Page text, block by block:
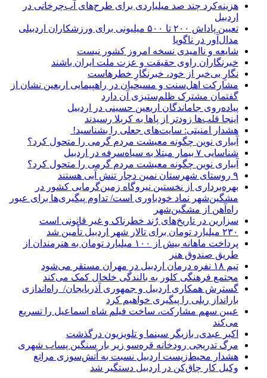
هزینه‌کرد چند صد میلیاردی برای طرح‌های آب‌چرخانی در
اردبیل
تعیین پاداش ۲۰۰ تا ۵۰۰ میلیونی برای ورزشکاران اردبیلی
مدال‌آور در ناگویا
شایعه و ناامیدی نسخه امروز کشور نیست
خبرنگاران راوی حقیقت و عزت ملت ایران باشند
نگارِ بی‌خبر از خود، خبرنگارِ خطرهاست
مشارکت اهل‌سنت و مسیحیان در راهپیمایی اربعین نشان از
گفتمان مشترک ظلم‌ستیزی آن دارد
پیاده‌روی جاماندگان اربعین حسینی در اردبیل
اینجا قلب‌ها زودتر از پاها به کربلا رسیدند
هشدار امنیتی: سایت‌های جعلی را بشناسید!
آبیاری نوین چگونه معیشت مردم گرمی را متحول کرد؟
شناسایی ۷ بیمار مبتلا به سیاه‌سرفه در اردبیل
آبیاری نوین چگونه معیشت مردم گرمی را متحول کرد؟
۹ روستای شهرستان نمین دچار تنش آبی هستند
بهره‌برداری از نخستین نیروگاه زمین‌گرمایی کشور در
مشگین‌شهر نماد خودباوری است/ تداوم پیگیری‌ها برای عبور
راه‌آهن از مشگین‌شهر
سزارین در تاریخ‌های رُند خطرناک و غیر قانونی است
۲۳۰ میلیارد تومان برای تالار شهر اردبیل تأمین شد
پرداخت ماهانه بیش از ۱۰۰ میلیارد تومان به هنرمندان از
طریق صندوق هنر
تیم ۱۸ نفره درمان اردبیل در مهران مستقر می‌شود
مجتمع فرهنگی کلور به بالندگی خلخال کمک می‌کند
گسترش همکاری اردبیل و جمهوری آذربایجان/ راه‌اندازی
بارانداز ریلی را پیگیری خواهیم کرد
عیین سهم مشارکت، ساخت فیلم شاه‌ اسماعیل را تسریع
می‌کند
اکبر عبدی، بازیگر سینما و تلویزیون درگذشت
مرگ تدریجی رودخانه قره‌سو زیر بار سنگین پساب شهری
هشدار محیط‌زیست اردبیل نسبت به آتش‌سوزی مراتع
وکیل کار چاق‌کن در اردبیل دستگیر شد